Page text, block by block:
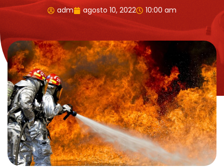
adm agosto 10, 2022 10:00 am